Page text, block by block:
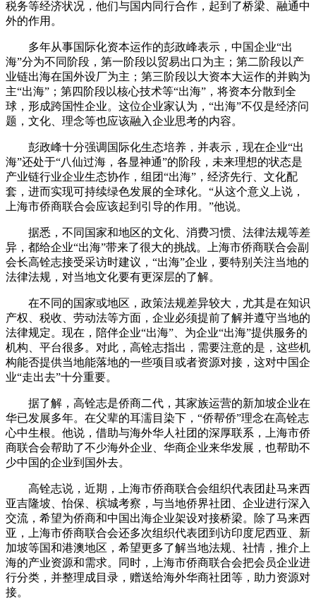
税务等经济状况，他们与国内同行合作，起到了桥梁、融通中
外的作用。
多年从事国际化资本运作的彭政峰表示，中国企业“出
海”分为不同阶段，第一阶段以贸易出口为主；第二阶段以产
业链出海在国外设厂为主；第三阶段以大资本大运作的并购为
主“出海”；第四阶段以核心技术等“出海”，将资本分散到全
球，形成跨国性企业。这位企业家认为，“出海”不仅是经济问
题，文化、理念等也应该融入企业思考的内容。
彭政峰十分强调国际化生态培养，并表示，现在企业“出
海”还处于“八仙过海，各显神通”的阶段，未来理想的状态是
产业链行业企业生态协作，组团“出海”，经济先行、文化配
套，进而实现可持续绿色发展的全球化。“从这个意义上说，
上海市侨商联合会应该起到引导的作用。”他说。
据悉，不同国家和地区的文化、消费习惯、法律法规等差
异，都给企业“出海”带来了很大的挑战。上海市侨商联合会副
会长高铨志接受采访时建议，“出海”企业，要特别关注当地的
法律法规，对当地文化要有更深层的了解。
在不同的国家或地区，政策法规差异较大，尤其是在知识
产权、税收、劳动法等方面，企业必须提前了解并遵守当地的
法律规定。现在，陪伴企业“出海”、为企业“出海”提供服务的
机构、平台很多。对此，高铨志指出，需要注意的是，这些机
构能否提供当地能落地的一些项目或者资源对接，这对中国企
业“走出去”十分重要。
据了解，高铨志是侨商二代，其家族运营的新加坡企业在
华已发展多年。在父辈的耳濡目染下，“侨帮侨”理念在高铨志
心中生根。他说，借助与海外华人社团的深厚联系，上海市侨
商联合会帮助了不少海外企业、华商企业来华发展，也帮助不
少中国的企业到国外去。
高铨志说，近期，上海市侨商联合会组织代表团赴马来西
亚吉隆坡、怡保、槟城考察，与当地侨界社团、企业进行深入
交流，希望为侨商和中国出海企业架设对接桥梁。除了马来西
亚，上海市侨商联合会还多次组织代表团到访印度尼西亚、新
加坡等国和港澳地区，希望更多了解当地法规、社情，推介上
海的产业资源和需求。同时，上海市侨商联合会把会员企业进
行分类，并整理成目录，赠送给海外华商社团等，助力资源对
接。